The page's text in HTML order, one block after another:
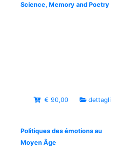
Science, Memory and Poetry
€ 90,00 dettagli
Politiques des émotions au
Moyen Âge